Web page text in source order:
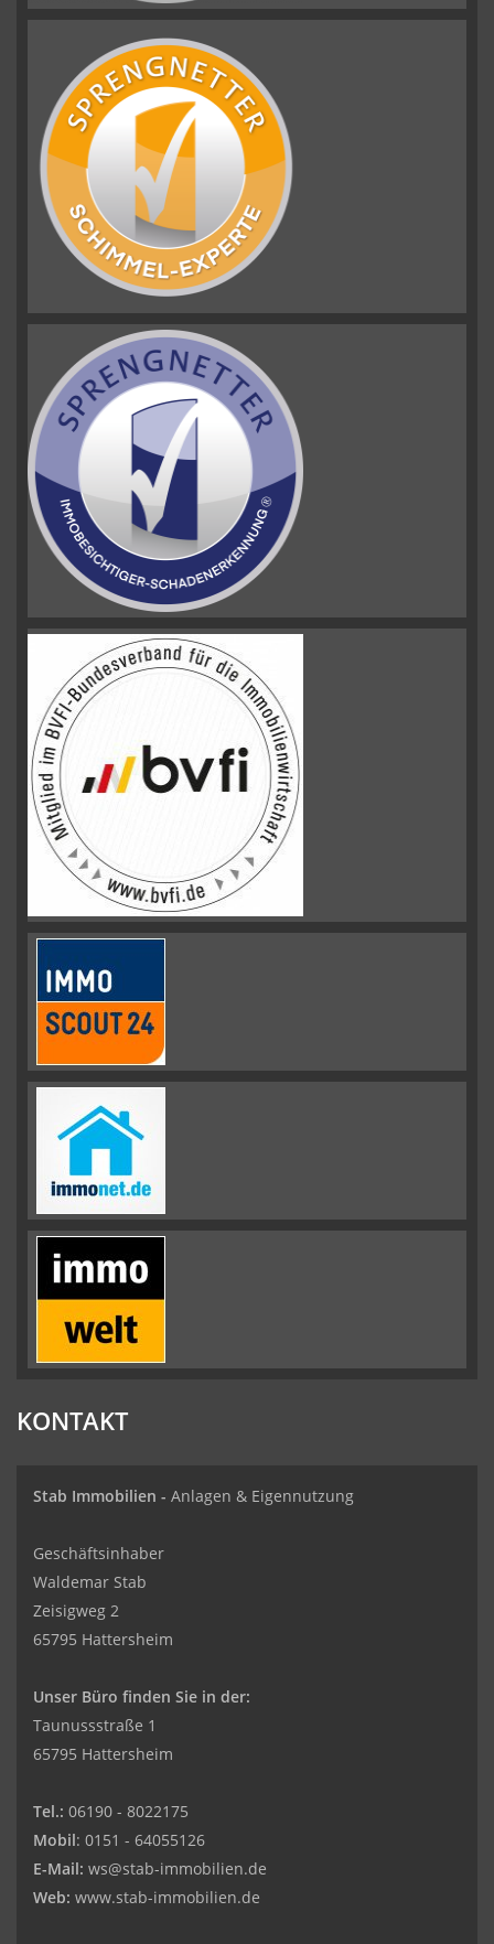
KONTAKT
Stab Immobilien - Anlagen & Eigennutzung
Geschäftsinhaber
Waldemar Stab
Zeisigweg 2
65795 Hattersheim
Unser Büro finden Sie in der:
Taunussstraße 1
65795 Hattersheim
Tel.: 06190 - 8022175
Mobil: 0151 - 64055126
E-Mail: ws@stab-immobilien.de
Web: www.stab-immobilien.de